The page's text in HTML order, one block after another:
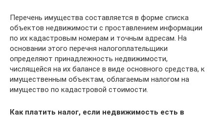
Перечень имущества составляется в форме списка
объектов недвижимости с проставлением информации
по их кадастровым номерам и точным адресам. На
основании этого перечня налогоплательщики
определяют принадлежность недвижимости,
числящейся на их балансе в виде основного средства, к
имущественным объектам, облагаемым налогом на
имущество по кадастровой стоимости.
Как платить налог, если недвижимость есть в